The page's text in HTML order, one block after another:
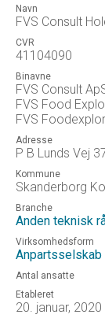
Navn
FVS Consult
CVR
41104090
Binavne
FVS Consult
FVS Food
FVS
Adresse
P B Lunds Vej
Kommune
Skanderborg
Branche
Anden teknisk
Virksomhedsform
Anpartsselskab
Antal ansatte
Etableret
20. januar, 2020